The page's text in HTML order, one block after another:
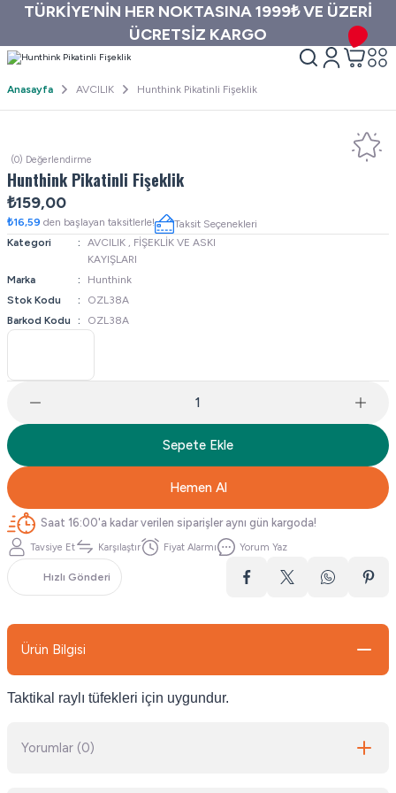
TÜRKİYE’NİN HER NOKTASINA 1999₺ VE ÜZERİ
ÜCRETSİZ KARGO
Anasayfa AVCILIK Hunthink Pikatinli Fişeklik
(0) Değerlendirme
Hunthink Pikatinli Fişeklik
₺159,00
₺16,59 den başlayan taksitlerle!
Taksit Seçenekleri
Kategori
AVCILIK , FİŞEKLİK VE ASKI
KAYIŞLARI
Marka
Hunthink
Stok Kodu
OZL38A
Barkod Kodu
OZL38A
Sepete Ekle
Hemen Al
Saat 16:00'a kadar verilen siparişler aynı gün kargoda!
Tavsiye Et Karşılaştır Fiyat Alarmı Yorum Yaz
Hızlı Gönderi
Ürün Bilgisi
Taktikal raylı tüfekleri için uygundur.
Yorumlar (0)